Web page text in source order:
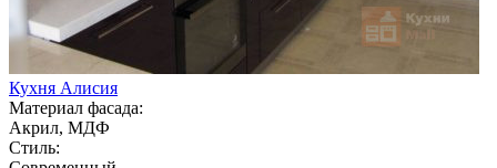
Кухня Алисия
Материал фасада:
Акрил, МДФ
Стиль: